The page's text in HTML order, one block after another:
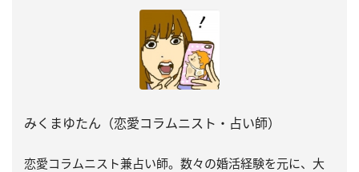
みくまゆたん（恋愛コラムニスト・占い師）
恋愛コラムニスト兼占い師。数々の婚活経験を元に、大